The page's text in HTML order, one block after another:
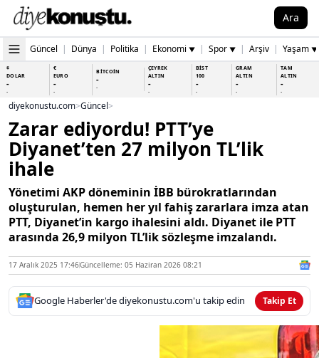
Ara
Güncel | Dünya | Politika | Ekonomi ▼ | Spor ▼ | Arşiv | Yaşam ▼
$
DOLAR
-
-
€
EURO
-
-
BİTCOİN
-
-
ÇEYREK
ALTIN
-
-
BİST
100
-
-
GRAM
ALTIN
-
-
TAM
ALTIN
-
-
diyekonustu.com>Güncel>
Zarar ediyordu! PTT’ye
Diyanet’ten 27 milyon TL’lik
ihale
Yönetimi AKP döneminin İBB bürokratlarından
oluşturulan, hemen her yıl fahiş zararlara imza atan
PTT, Diyanet’in kargo ihalesini aldı. Diyanet ile PTT
arasında 26,9 milyon TL’lik sözleşme imzalandı.
17 Aralık 2025 17:46Güncelleme: 05 Haziran 2026 08:21
Google Haberler'de diyekonustu.com'u takip edin Takip Et